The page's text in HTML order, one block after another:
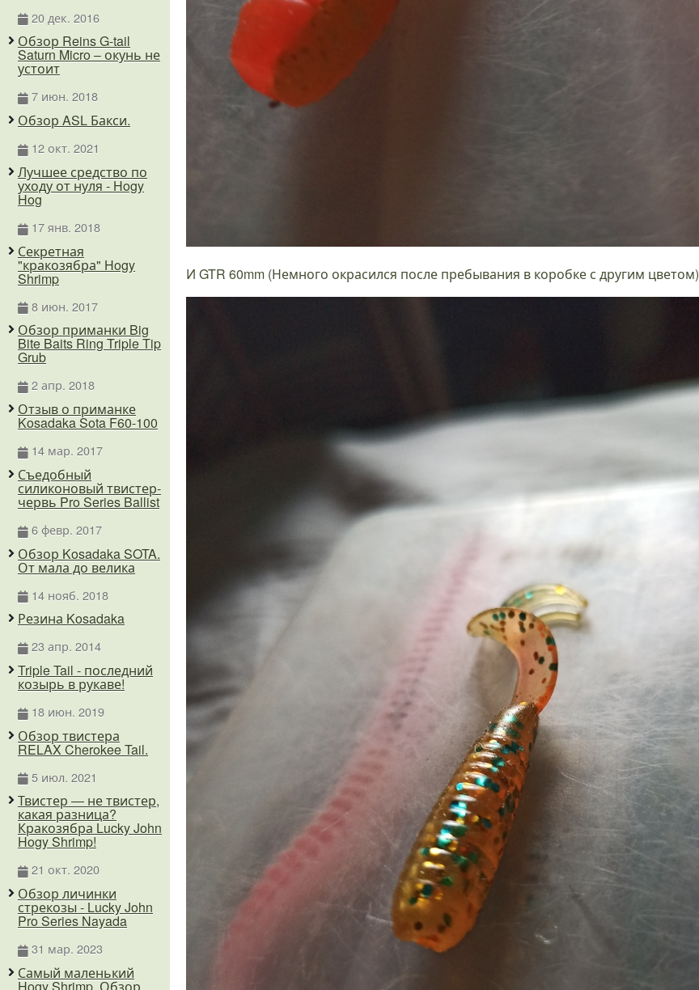
И GTR 60mm (Немного окрасился после пребывания в коробке с другим цветом)
20 дек. 2016
Обзор Reins G-tail
Saturn Micro – окунь не
устоит
7 июн. 2018
Обзор ASL Бакси.
12 окт. 2021
Лучшее средство по
уходу от нуля - Hogy
Hog
17 янв. 2018
Секретная
"кракозябра" Hogy
Shrimp
8 июн. 2017
Обзор приманки Big
Bite Baits Ring Triple Tip
Grub
2 апр. 2018
Отзыв о приманке
Kosadaka Sota F60-100
14 мар. 2017
Съедобный
силиконовый твистер-
червь Pro Series Ballist
6 февр. 2017
Обзор Kosadaka SOTA.
От мала до велика
14 нояб. 2018
Резина Kosadaka
23 апр. 2014
Triple Tail - последний
козырь в рукаве!
18 июн. 2019
Обзор твистера
RELAX Cherokee Tail.
5 июл. 2021
Твистер — не твистер,
какая разница?
Кракозябра Lucky John
Hogy Shrimp!
21 окт. 2020
Обзор личинки
стрекозы - Lucky John
Pro Series Nayada
31 мар. 2023
Самый маленький